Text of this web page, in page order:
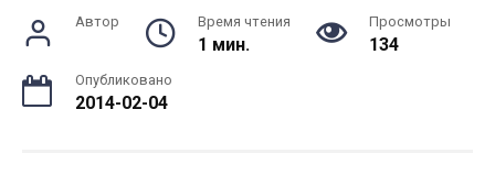
Автор Время чтения
1 мин.
Просмотры
134
Опубликовано
2014-02-04